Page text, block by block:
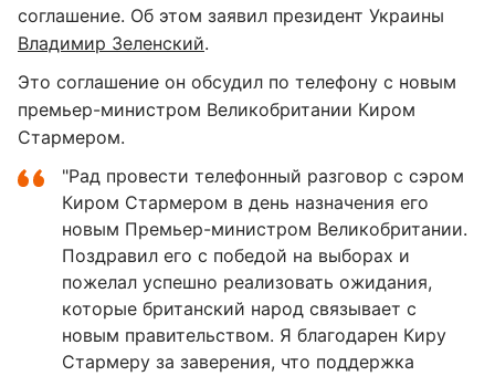
соглашение. Об этом заявил президент Украины
Владимир Зеленский.
Это соглашение он обсудил по телефону с новым
премьер-министром Великобритании Киром
Стармером.
"Рад провести телефонный разговор с сэром
Киром Стармером в день назначения его
новым Премьер-министром Великобритании.
Поздравил его с победой на выборах и
пожелал успешно реализовать ожидания,
которые британский народ связывает с
новым правительством. Я благодарен Киру
Стармеру за заверения, что поддержка